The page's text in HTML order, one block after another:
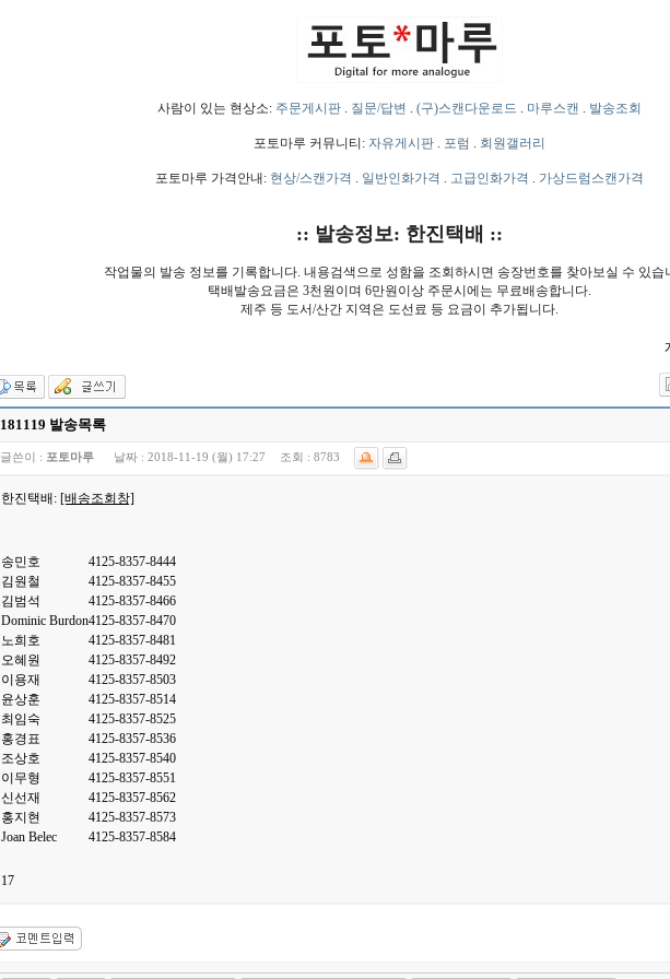
사람이 있는 현상소: 주문게시판. 질문/답변 . (구)스캔다운로드 . 마루스캔 . 발송조회
포토마루 커뮤니티: 자유게시판. 포럼 . 회원갤러리
포토마루 가격안내: 현상/스캔가격 . 일반인화가격 . 고급인화가격 . 가상드럼스캔가격
:: 발송정보: 한진택배 ::
작업물의 발송 정보를 기록합니다. 내용검색으로 성함을 조회하시면 송장번호를 찾아보실 수 있습
택배발송요금은 3천원이며 6만원이상 주문시에는 무료배송합니다.
제주 등 도서/산간 지역은 도선료 등 요금이 추가됩니다.
181119 발송목록
글쓴이 : 포토마루 날짜 : 2018-11-19 (월) 17:27 조회 : 8783
한진택배: [배송조회창]
송민호
4125-8357-8444
김원철
4125-8357-8455
김범석
4125-8357-8466
Dominic Burdon4125-8357-8470
노희호
4125-8357-8481
오혜원
4125-8357-8492
이용재
4125-8357-8503
윤상훈
4125-8357-8514
최임숙
4125-8357-8525
홍경표
4125-8357-8536
조상호
4125-8357-8540
이무형
4125-8357-8551
신선재
4125-8357-8562
홍지현
4125-8357-8573
Joan Belec
4125-8357-8584
17